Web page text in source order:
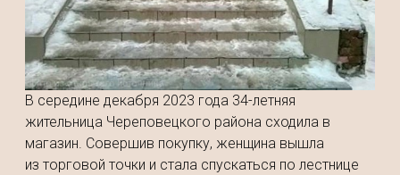
История
Контакты
Суды области
Информация по делам
Музей
В середине декабря 2023 года 34-летняя
жительница Череповецкого района сходила в
магазин. Совершив покупку, женщина вышла
из торговой точки и стала спускаться по лестнице